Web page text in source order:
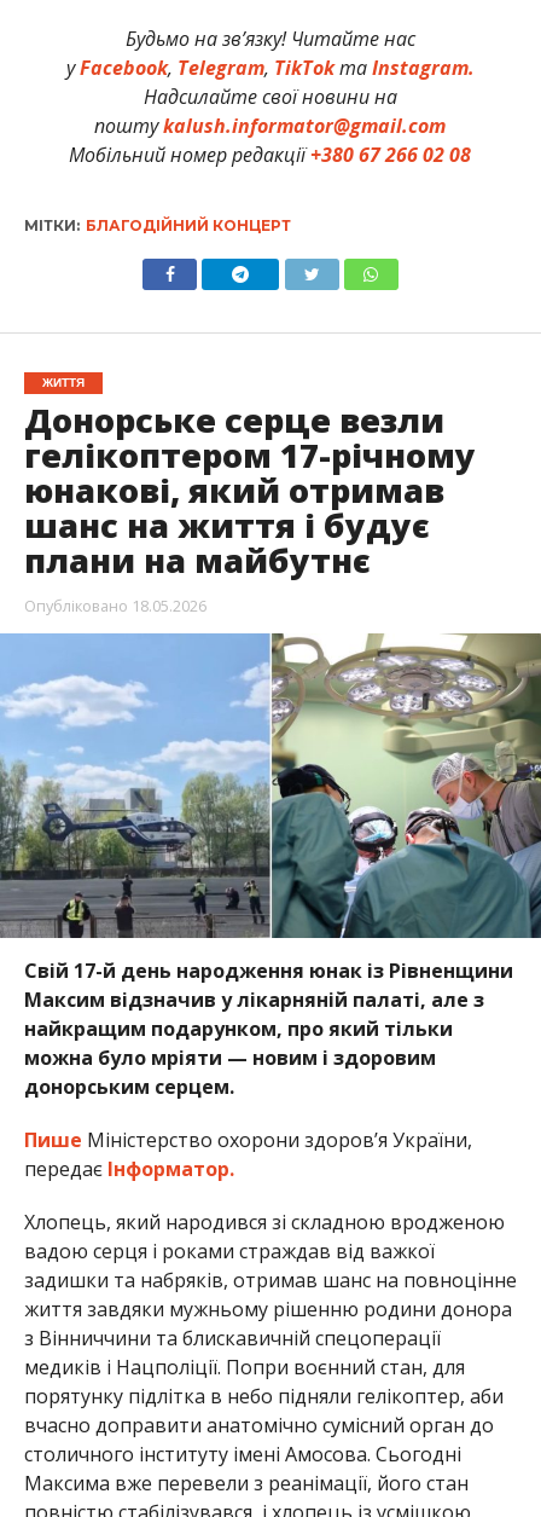
Будьмо на зв’язку! Читайте нас
уFacebook, Telegram, TikTokтаInstagram.
Надсилайте свої новини на
поштуkalush.informator@gmail.com
Мобільний номер редакції+380 67 266 02 08
МІТКИ: БЛАГОДІЙНИЙ КОНЦЕРТ
ЖИТТЯ
Донорське серце везли
гелікоптером 17-річному
юнакові, який отримав
шанс на життя і будує
плани на майбутнє
Опубліковано 18.05.2026
Свій 17-й день народження юнак із Рівненщини
Максим відзначив у лікарняній палаті, але з
найкращим подарунком, про який тільки
можна було мріяти — новим і здоровим
донорським серцем.
Пише Міністерство охорони здоров’я України,
передає Інформатор.
Хлопець, який народився зі складною вродженою
вадою серця і роками страждав від важкої
задишки та набряків, отримав шанс на повноцінне
життя завдяки мужньому рішенню родини донора
з Вінниччини та блискавичній спецоперації
медиків і Нацполіції. Попри воєнний стан, для
порятунку підлітка в небо підняли гелікоптер, аби
вчасно доправити анатомічно сумісний орган до
столичного інституту імені Амосова. Сьогодні
Максима вже перевели з реанімації, його стан